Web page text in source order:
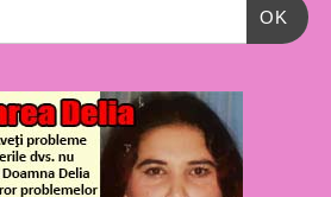
OK